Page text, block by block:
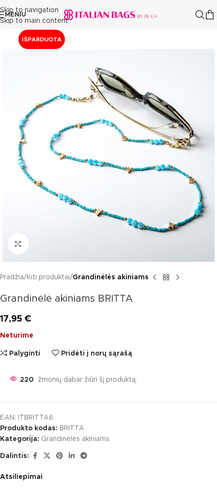
Skip to navigation
Skip to main content
MENIU
IŠPARDUOTA
Pradžia Kiti produktai Grandinėlės akiniams
Grandinėlė akiniams BRITTA
17,95 €
Neturime
Palyginti Pridėti į norų sąrašą
215 žmonių dabar žiūri šį produktą.
EAN:
ITBRITTA6
Produkto kodas: BRITTA
Kategorija: Grandinėlės akiniams
Dalintis:
Atsiliepimai